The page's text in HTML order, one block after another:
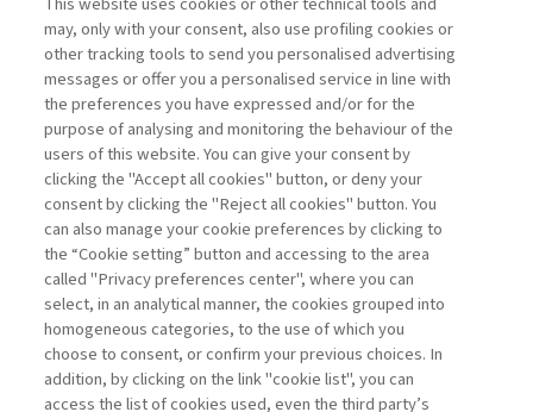
CFO E INTELLIGENZA
ARTIFICIALE: L’EVOLUZIONE ...
di Andrea Beltratti e Alessia Bezzecchi
La consultazione dei libri è riservata esclusivamente
agli abbonati Premium
Legenda: Accedi Per registrati Per abbonati
may, only with your consent, also use profiling cookies or
other tracking tools to send you personalised advertising
messages or offer you a personalised service in line with
the preferences you have expressed and/or for the
purpose of analysing and monitoring the behaviour of the
users of this website. You can give your consent by
clicking the "Accept all cookies" button, or deny your
consent by clicking the "Reject all cookies" button. You
can also manage your cookie preferences by clicking to
the “Cookie setting” button and accessing to the area
called "Privacy preferences center", where you can
select, in an analytical manner, the cookies grouped into
homogeneous categories, to the use of which you
choose to consent, or confirm your previous choices. In
addition, by clicking on the link "cookie list", you can
access the list of cookies used, even the third party’s